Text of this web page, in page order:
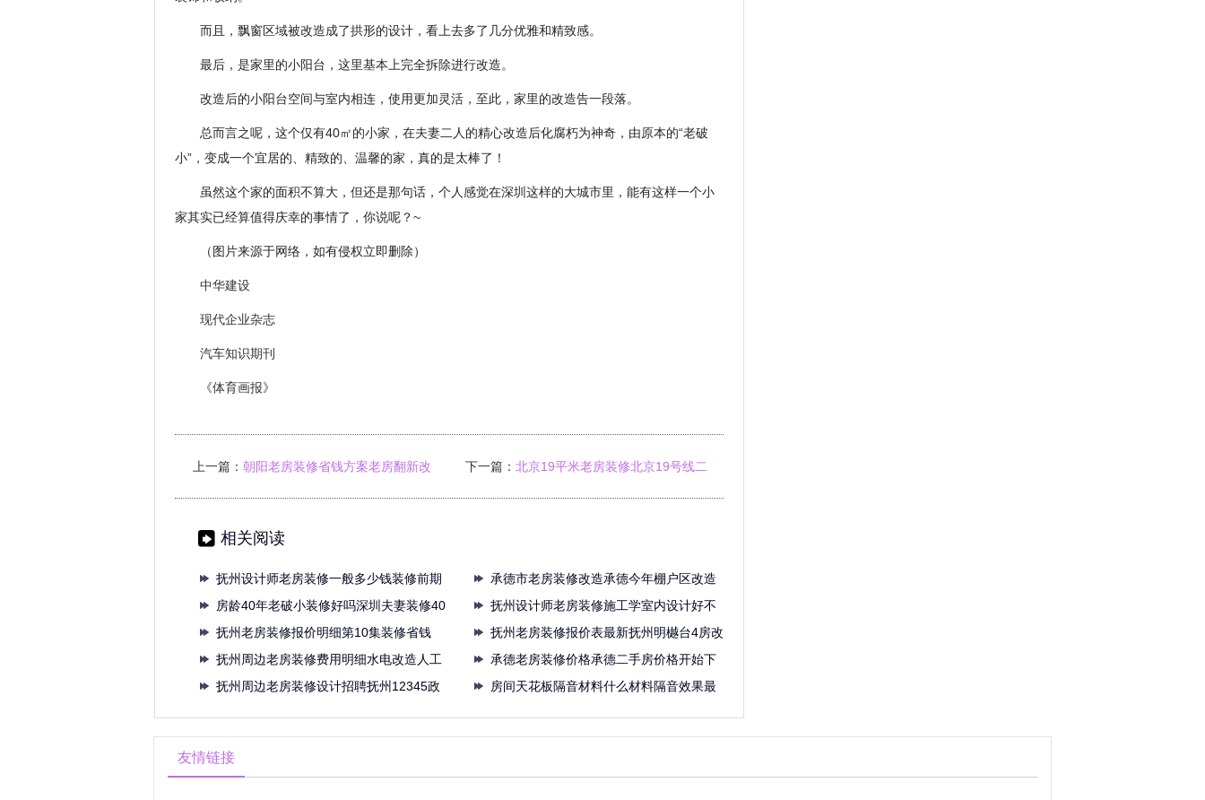
而且，飘窗区域被改造成了拱形的设计，看上去多了几分优雅和精致感。
最后，是家里的小阳台，这里基本上完全拆除进行改造。
改造后的小阳台空间与室内相连，使用更加灵活，至此，家里的改造告一段落。
总而言之呢，这个仅有40㎡的小家，在夫妻二人的精心改造后化腐朽为神奇，由原本的“老破
小”，变成一个宜居的、精致的、温馨的家，真的是太棒了！
虽然这个家的面积不算大，但还是那句话，个人感觉在深圳这样的大城市里，能有这样一个小
家其实已经算值得庆幸的事情了，你说呢？~
（图片来源于网络，如有侵权立即删除）
中华建设
现代企业杂志
汽车知识期刊
《体育画报》
上一篇： 朝阳老房装修省钱方案老房翻新改
造如何省钱
下一篇： 北京19平米老房装修北京19号线二
相关阅读
抚州设计师老房装修一般多少钱装修前期
以及
承德市老房装修改造承德今年棚户区改造
任务
房龄40年老破小装修好吗深圳夫妻装修40
抚州设计师老房装修施工学室内设计好不
好抚
抚州老房装修报价明细第10集装修省钱
抚州老房装修报价表最新抚州明樾台4房改
三
抚州周边老房装修费用明细水电改造人工
费多
承德老房装修价格承德二手房价格开始下
降
抚州周边老房装修设计招聘抚州12345政
房间天花板隔音材料什么材料隔音效果最
友情链接